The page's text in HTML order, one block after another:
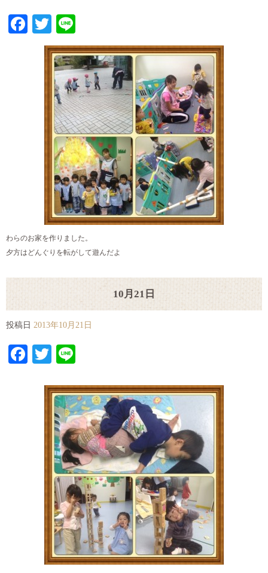
Facebook
Twitter
わらのお家を作りました。
夕方はどんぐりを転がして遊んだよ
10月21日
投稿日 2013年10月21日
Facebook
Twitter